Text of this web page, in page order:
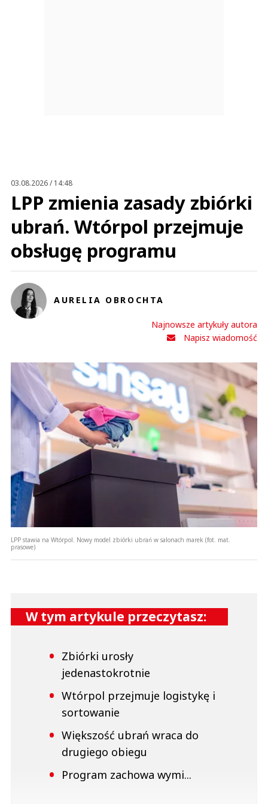
03.08.2026 / 14:48
LPP zmienia zasady zbiórki
ubrań. Wtórpol przejmuje
obsługę programu
AURELIA OBROCHTA
Najnowsze artykuły autora
Napisz wiadomość
LPP stawia na Wtórpol. Nowy model zbiórki ubrań w salonach marek (fot. mat.
prasowe)
W tym artykule przeczytasz:
Zbiórki urosły
jedenastokrotnie
Wtórpol przejmuje logistykę i
sortowanie
Większość ubrań wraca do
drugiego obiegu
Program zachowa wymi...